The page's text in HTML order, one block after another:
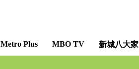
Metro Plus MBO TV 新城八大家